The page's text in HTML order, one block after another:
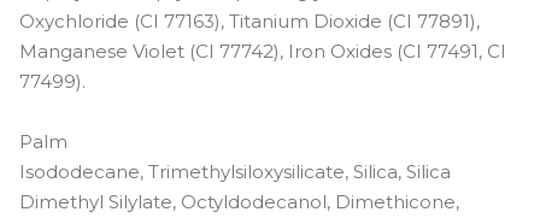
Oxychloride (CI 77163), Titanium Dioxide (CI 77891),
Manganese Violet (CI 77742), Iron Oxides (CI 77491, CI
77499).
Palm
Isododecane, Trimethylsiloxysilicate, Silica, Silica
Dimethyl Silylate, Octyldodecanol, Dimethicone,